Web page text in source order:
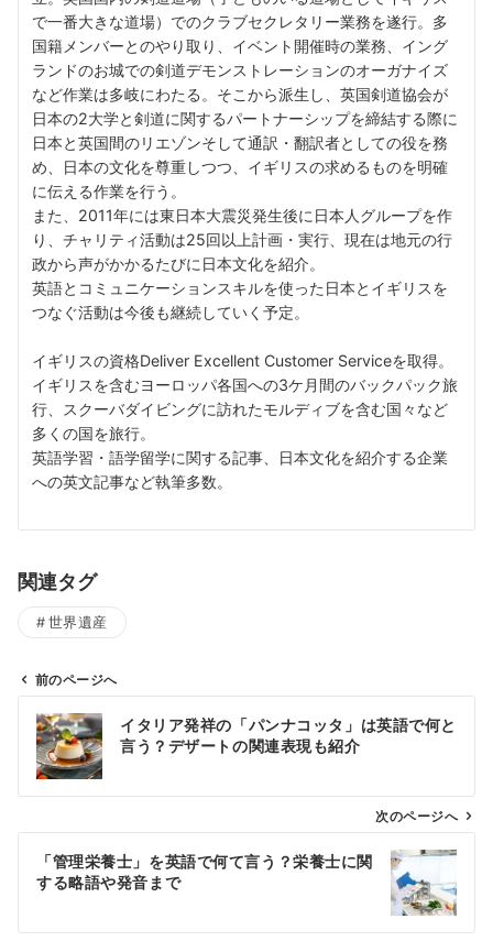
で一番大きな道場）でのクラブセクレタリー業務を遂行。多
国籍メンバーとのやり取り、イベント開催時の業務、イング
ランドのお城での剣道デモンストレーションのオーガナイズ
など作業は多岐にわたる。そこから派生し、英国剣道協会が
日本の2大学と剣道に関するパートナーシップを締結する際に
日本と英国間のリエゾンそして通訳・翻訳者としての役を務
め、日本の文化を尊重しつつ、イギリスの求めるものを明確
に伝える作業を行う。
また、2011年には東日本大震災発生後に日本人グループを作
り、チャリティ活動は25回以上計画・実行、現在は地元の行
政から声がかかるたびに日本文化を紹介。
英語とコミュニケーションスキルを使った日本とイギリスを
つなぐ活動は今後も継続していく予定。
イギリスの資格Deliver Excellent Customer Serviceを取得。
イギリスを含むヨーロッパ各国への3ケ月間のバックパック旅
行、スクーバダイビングに訪れたモルディブを含む国々など
多くの国を旅行。
英語学習・語学留学に関する記事、日本文化を紹介する企業
への英文記事など執筆多数。
関連タグ
世界遺産
ビ
ン
前のページへ
イタリア発祥の「パンナコッタ」は英語で何と
言う？デザートの関連表現も紹介
次のページへ
「管理栄養士」を英語で何て言う？栄養士に関
する略語や発音まで